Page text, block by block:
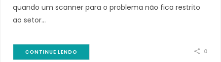
quando um scanner para o problema não fica restrito
ao setor…
CONTINUE LENDO 0